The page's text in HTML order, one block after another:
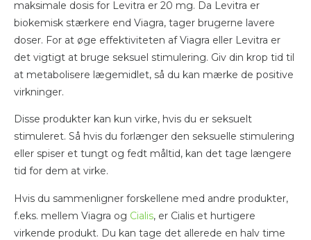
maksimale dosis for Levitra er 20 mg. Da Levitra er
biokemisk stærkere end Viagra, tager brugerne lavere
doser. For at øge effektiviteten af Viagra eller Levitra er
det vigtigt at bruge seksuel stimulering. Giv din krop tid til
at metabolisere lægemidlet, så du kan mærke de positive
virkninger.
Disse produkter kan kun virke, hvis du er seksuelt
stimuleret. Så hvis du forlænger den seksuelle stimulering
eller spiser et tungt og fedt måltid, kan det tage længere
tid for dem at virke.
Hvis du sammenligner forskellene med andre produkter,
f.eks. mellem Viagra og Cialis, er Cialis et hurtigere
virkende produkt. Du kan tage det allerede en halv time